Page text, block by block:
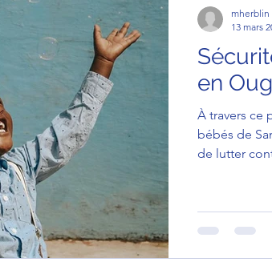
en
À travers ce
bébés de
de lutter
mherblin
13 mars